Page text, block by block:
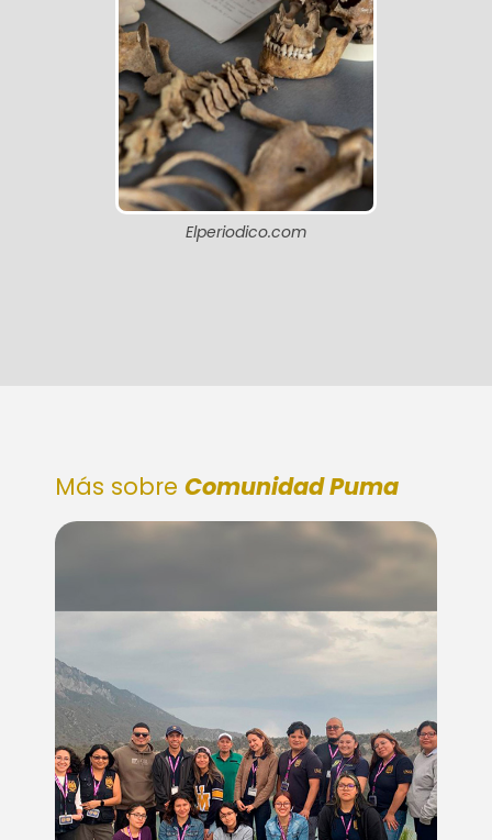
Elperiodico.com
Más sobre Comunidad Puma